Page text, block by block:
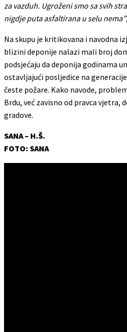
za vazduh. Ugroženi smo sa svih
nigdje puta asfaltirana u selu nema”
Na skupu je kritikovana i navodna
blizini deponije nalazi mali broj
podsjećaju da deponija godinama
ostavljajući posljedice na
česte požare. Kako navode,
Brdu, već zavisno od pravca vjetra,
gradove.
SANA – H.Š.
FOTO: SANA